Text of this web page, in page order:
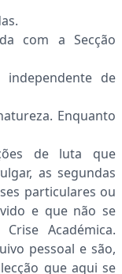
com a Secção
de
Enquanto
de luta que
as segundas
particulares ou
e que não se
Académica.
pessoal e são,
que aqui se